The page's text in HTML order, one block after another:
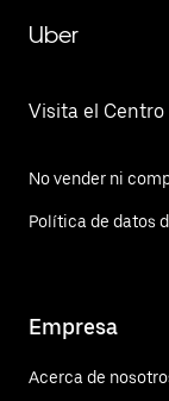
Uber
Visita el
No vender ni
Política de datos
Empresa
Acerca de